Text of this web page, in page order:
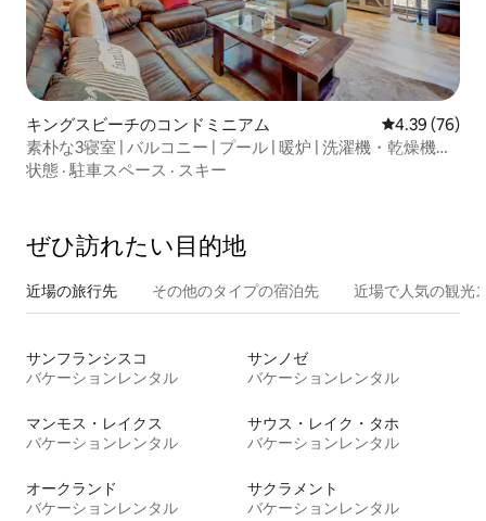
キングスビーチのコンドミニアム レビュー76
4.39 (76)
素朴な3寝室 | バルコニー | プール | 暖炉 | 洗濯機・乾燥機付
き
状態 ·駐車スペース · スキー
ぜひ訪⁠れ⁠た⁠い目⁠的⁠地
近場の旅行先 その他のタ⁠イ⁠プ⁠の宿⁠泊⁠先 近場で人気の観光
サンフランシスコ
バケーションレンタル
サンノゼ
バケーションレンタル
マンモス・レイクス
バケーションレンタル
サウス・レイク・タホ
バケーションレンタル
オークランド
バケーションレンタル
サクラメント
バケーションレンタル